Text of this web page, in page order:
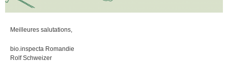
Meilleures salutations,
bio.inspecta Romandie
Rolf Schweizer